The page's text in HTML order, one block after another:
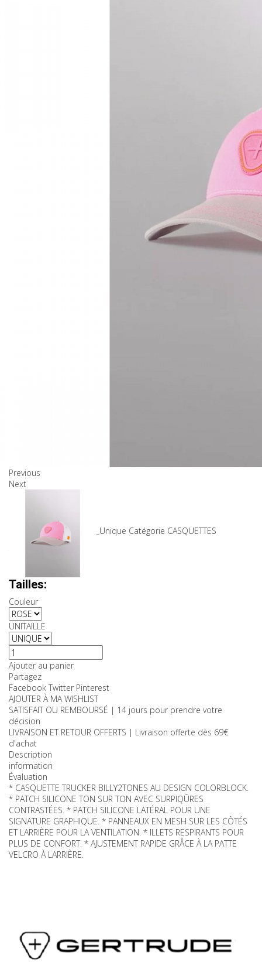
Previous
Next
7-34935_BONBON_Unique Catégorie CASQUETTES
59,00 €
Tailles:
Couleur
UNITAILLE
Ajouter au panier
Partagez
Facebook Twitter Pinterest
AJOUTER À MA WISHLIST
SATISFAIT OU REMBOURSÉ | 14 jours pour prendre votre
décision
LIVRAISON ET RETOUR OFFERTS | Livraison offerte dès 69€
d'achat
Description
information
Évaluation
* CASQUETTE TRUCKER BILLY2TONES AU DESIGN COLORBLOCK.
* PATCH SILICONE TON SUR TON AVEC SURPIQÛRES
CONTRASTÉES. * PATCH SILICONE LATÉRAL POUR UNE
SIGNATURE GRAPHIQUE. * PANNEAUX EN MESH SUR LES CÔTÉS
ET LARRIÈRE POUR LA VENTILATION. * ILLETS RESPIRANTS POUR
PLUS DE CONFORT. * AJUSTEMENT RAPIDE GRÂCE À LA PATTE
VELCRO À LARRIÈRE.